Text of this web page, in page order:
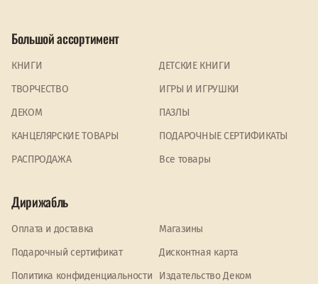
Большой ассортимент
КНИГИ
ДЕТСКИЕ КНИГИ
ТВОРЧЕСТВО
ИГРЫ И ИГРУШКИ
ДЕКОМ
ПАЗЛЫ
КАНЦЕЛЯРСКИЕ ТОВАРЫ
ПОДАРОЧНЫЕ СЕРТИФИКАТЫ
PАСПРОДАЖА
Все товары
Дирижабль
Оплата и доставка
Магазины
Подарочный сертификат
Дисконтная карта
Политика конфиденциальности
Издательство Деком